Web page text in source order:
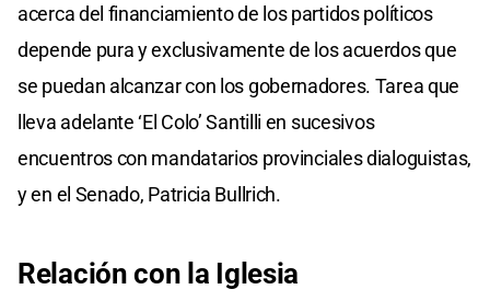
acerca del financiamiento de los partidos políticos
depende pura y exclusivamente de los acuerdos que
se puedan alcanzar con los gobernadores. Tarea que
lleva adelante ‘El Colo’ Santilli en sucesivos
encuentros con mandatarios provinciales dialoguistas,
y en el Senado, Patricia Bullrich.
Relación con la Iglesia